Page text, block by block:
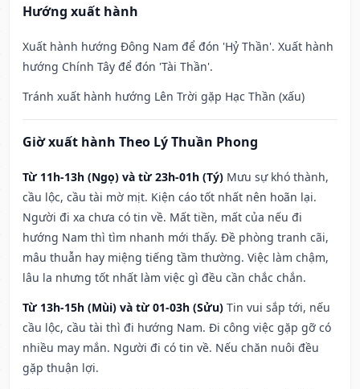
Hướng xuất hành
Xuất hành hướng Đông Nam để đón 'Hỷ Thần'. Xuất hành
hướng Chính Tây để đón 'Tài Thần'.
Tránh xuất hành hướng Lên Trời gặp Hạc Thần (xấu)
Giờ xuất hành Theo Lý Thuần Phong
Từ 11h-13h (Ngọ) và từ 23h-01h (Tý) Mưu sự khó thành,
cầu lộc, cầu tài mờ mịt. Kiện cáo tốt nhất nên hoãn lại.
Người đi xa chưa có tin về. Mất tiền, mất của nếu đi
hướng Nam thì tìm nhanh mới thấy. Đề phòng tranh cãi,
mâu thuẫn hay miệng tiếng tầm thường. Việc làm chậm,
lâu la nhưng tốt nhất làm việc gì đều cần chắc chắn.
Từ 13h-15h (Mùi) và từ 01-03h (Sửu) Tin vui sắp tới, nếu
cầu lộc, cầu tài thì đi hướng Nam. Đi công việc gặp gỡ có
nhiều may mắn. Người đi có tin về. Nếu chăn nuôi đều
gặp thuận lợi.